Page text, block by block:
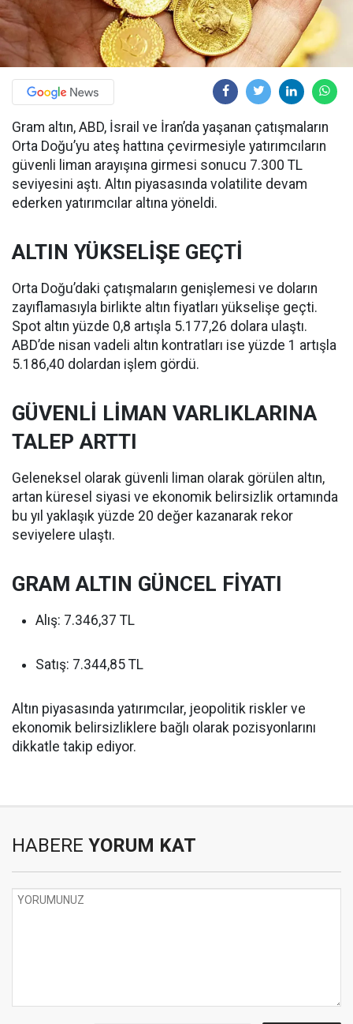
Gram altın, ABD, İsrail ve İran’da yaşanan çatışmaların
Orta Doğu’yu ateş hattına çevirmesiyle yatırımcıların
güvenli liman arayışına girmesi sonucu 7.300 TL
seviyesini aştı. Altın piyasasında volatilite devam
ederken yatırımcılar altına yöneldi.
ALTIN YÜKSELİŞE GEÇTİ
Orta Doğu’daki çatışmaların genişlemesi ve doların
zayıflamasıyla birlikte altın fiyatları yükselişe geçti.
Spot altın yüzde 0,8 artışla 5.177,26 dolara ulaştı.
ABD’de nisan vadeli altın kontratları ise yüzde 1 artışla
5.186,40 dolardan işlem gördü.
GÜVENLİ LİMAN VARLIKLARINA
TALEP ARTTI
Geleneksel olarak güvenli liman olarak görülen altın,
artan küresel siyasi ve ekonomik belirsizlik ortamında
bu yıl yaklaşık yüzde 20 değer kazanarak rekor
seviyelere ulaştı.
GRAM ALTIN GÜNCEL FİYATI
Alış: 7.346,37 TL
Satış: 7.344,85 TL
Altın piyasasında yatırımcılar, jeopolitik riskler ve
ekonomik belirsizliklere bağlı olarak pozisyonlarını
dikkatle takip ediyor.
HABERE YORUM KAT